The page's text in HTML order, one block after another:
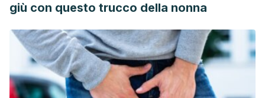
giù con questo trucco della nonna